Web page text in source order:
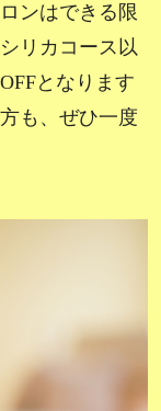
ンはできる限
リカコース以
となります
も、ぜひ一度